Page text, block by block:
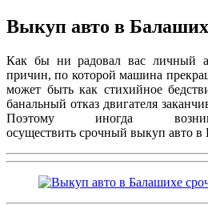
Выкуп авто в
Как бы ни радовал вас личный
причин, по которой машина
может быть как стихийное
банальный отказ двигателя
Поэтому иногда
осуществить срочный выкуп авто в